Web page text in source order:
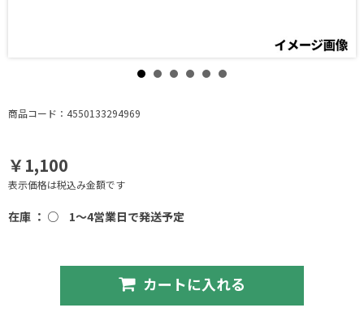
商品コード：4550133294969
￥1,100
表示価格は税込み金額です
在庫 ： ○ 1～4営業日で発送予定
カートに入れる